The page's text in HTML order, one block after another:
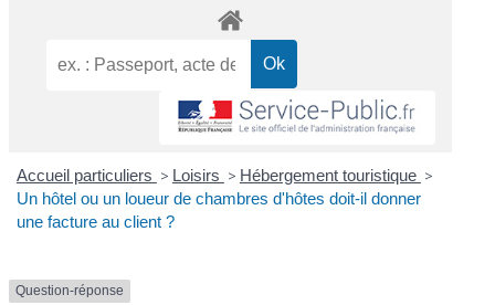
Accueil particuliers > Loisirs > Hébergement touristique >
Un hôtel ou un loueur de chambres d'hôtes doit-il donner
une facture au client ?
Question-réponse